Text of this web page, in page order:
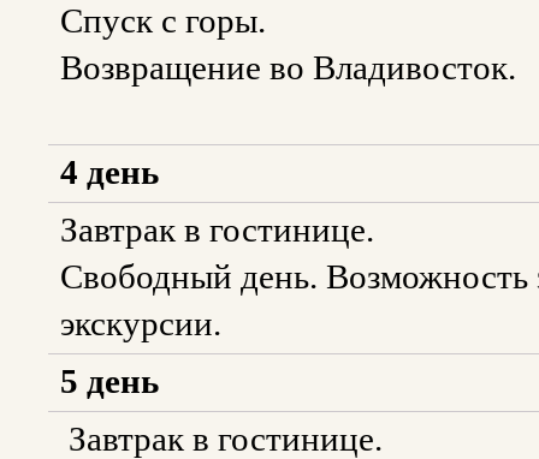
Спуск с горы.
Возвращение во Владивосток.
4 день
Завтрак в гостинице.
Свободный день. Возможность
экскурсии.
5 день
Завтрак в гостинице.